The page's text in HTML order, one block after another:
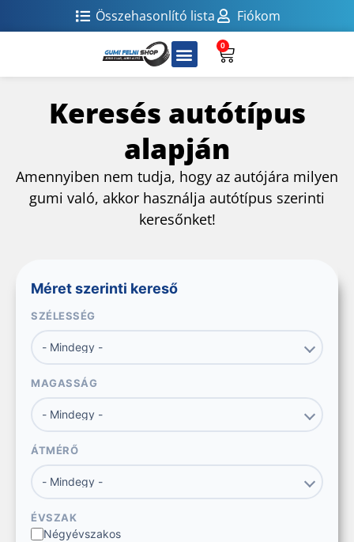
Összehasonlító lista Fiókom
0
Keresés autótípus
alapján
Amennyiben nem tudja, hogy az autójára milyen
gumi való, akkor használja autótípus szerinti
keresőnket!
Méret szerinti kereső
SZÉLESSÉG
MAGASSÁG
ÁTMÉRŐ
ÉVSZAK
Négyévszakos